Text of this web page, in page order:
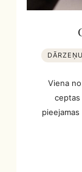
Viena
ceptas